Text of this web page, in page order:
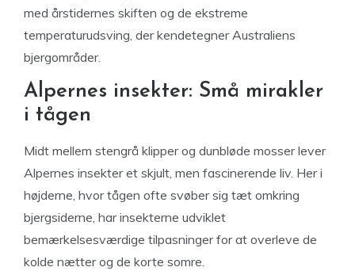
med årstidernes skiften og de ekstreme
temperaturudsving, der kendetegner Australiens
bjergområder.
Alpernes insekter: Små mirakler
i tågen
Midt mellem stengrå klipper og dunbløde mosser lever
Alpernes insekter et skjult, men fascinerende liv. Her i
højderne, hvor tågen ofte svøber sig tæt omkring
bjergsiderne, har insekterne udviklet
bemærkelsesværdige tilpasninger for at overleve de
kolde nætter og de korte somre.